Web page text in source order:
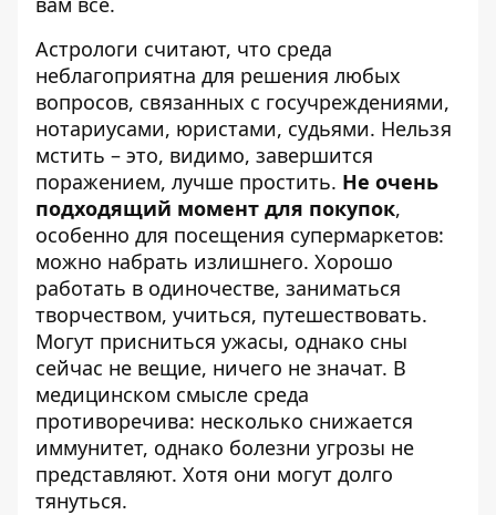
Астрологи считают, что среда
неблагоприятна для решения любых
вопросов, связанных с госучреждениями,
нотариусами, юристами, судьями. Нельзя
мстить – это, видимо, завершится
поражением, лучше простить. Не очень
подходящий момент для покупок,
особенно для посещения супермаркетов:
можно набрать излишнего. Хорошо
работать в одиночестве, заниматься
творчеством, учиться, путешествовать.
Могут присниться ужасы, однако сны
сейчас не вещие, ничего не значат. В
медицинском смысле среда
противоречива: несколько снижается
иммунитет, однако болезни угрозы не
представляют. Хотя они могут долго
тянуться.